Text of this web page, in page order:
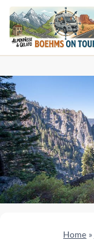
Inhalt
springen
Home »